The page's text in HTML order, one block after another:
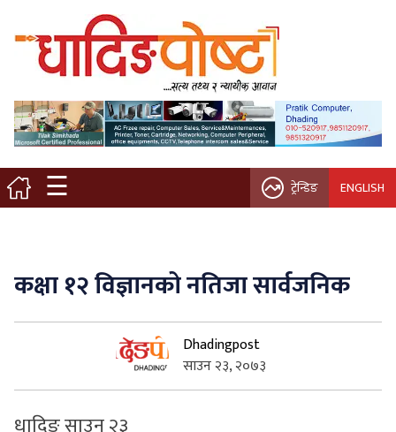
☰
मुख्य पृष्ठ
स्थानीय समाचार
विचार / ब्लग
नगर/गाउँ पालिका
प्रवास
ट्रेन्डिङ ENGLISH
कक्षा १२ विज्ञानको नतिजा सार्वजनिक
Dhadingpost
साउन २३, २०७३